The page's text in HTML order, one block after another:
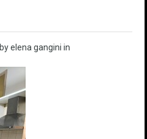
by elena gangini in